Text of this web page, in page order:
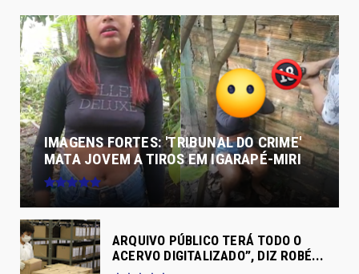
IMAGENS FORTES: 'TRIBUNAL DO CRIME'
MATA JOVEM A TIROS EM IGARAPÉ-MIRI
ARQUIVO PÚBLICO TERÁ TODO O
ACERVO DIGITALIZADO”, DIZ ROBÉ...